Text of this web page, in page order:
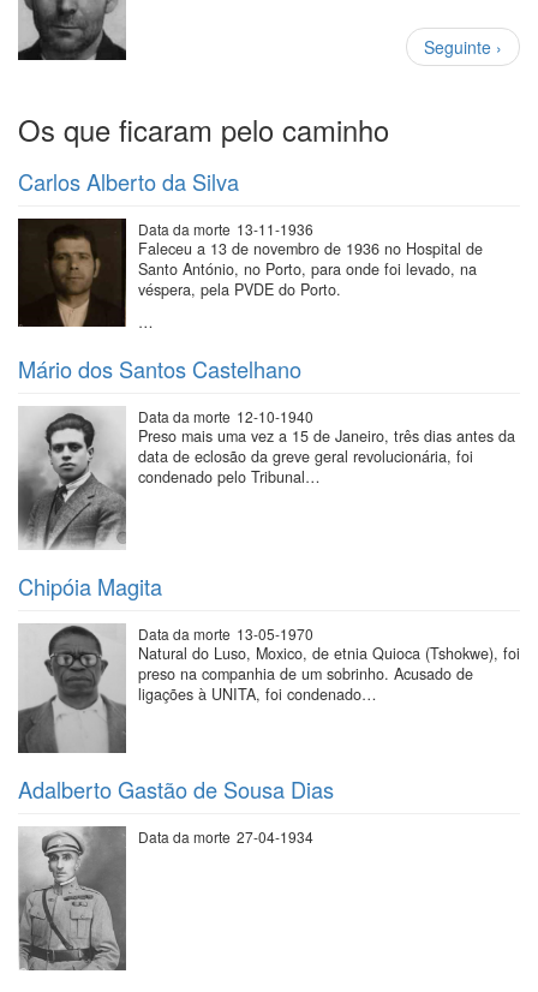
Paginação
Próxima
página
Seguinte ›
Os que ficaram pelo caminho
Carlos Alberto da Silva
Data da morte 13-11-1936
Faleceu a 13 de novembro de 1936 no Hospital de
Santo António, no Porto, para onde foi levado, na
véspera, pela PVDE do Porto.
…
Mário dos Santos Castelhano
Data da morte 12-10-1940
Preso mais uma vez a 15 de Janeiro, três dias antes da
data de eclosão da greve geral revolucionária, foi
condenado pelo Tribunal…
Chipóia Magita
Data da morte 13-05-1970
Natural do Luso, Moxico, de etnia Quioca (Tshokwe), foi
preso na companhia de um sobrinho. Acusado de
ligações à UNITA, foi condenado…
Adalberto Gastão de Sousa Dias
Data da morte 27-04-1934